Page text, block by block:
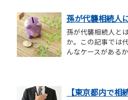
孫が代襲相続人
孫が代襲相続人と
か。この記事では
んなケースがある
【東京都内で相